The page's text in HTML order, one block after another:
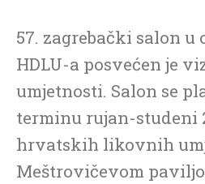
57. zagrebački salon
HDLU-a posvećen je
umjetnosti. Salon se
terminu rujan-studeni
hrvatskih likovnih
Meštrovičevom